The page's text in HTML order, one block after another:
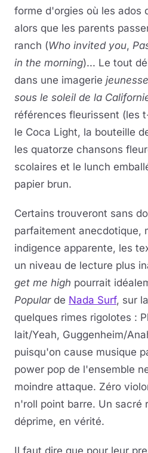
forme d'orgies où les ados
alors que les parents
ranch (Who invited you,
in the morning)... Le tout
dans une imagerie
sous le soleil de la
références fleurissent (les
le Coca Light, la bouteille
les quatorze chansons
scolaires et le lunch
papier brun.
Certains trouveront sans
parfaitement anecdotique,
indigence apparente, les
un niveau de lecture plus
get me high pourrait
Popularde Nada Surf, sur
quelques rimes rigolotes :
lait/Yeah, Guggenheim/
puisqu'on cause musique
power pop de l'ensemble
moindre attaque. Zéro
n'roll point barre. Un sacré
déprime, en vérité.
Il faut dire que pour leur